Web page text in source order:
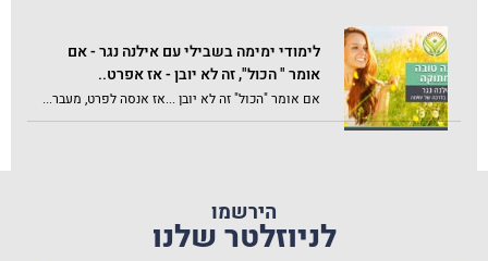
לימודי ימימה בשבילי עם אילנה נגר - אם
אומר " הכול", זה לא יובן - אז אפרט..
אם אומר "הכול" זה לא יובן ...אז אנסה לפרט, מעבר...
הירשמו
לניוזלטר שלנו